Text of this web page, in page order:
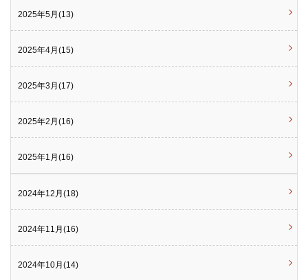
2025年5月(13)
2025年4月(15)
2025年3月(17)
2025年2月(16)
2025年1月(16)
2024年12月(18)
2024年11月(16)
2024年10月(14)